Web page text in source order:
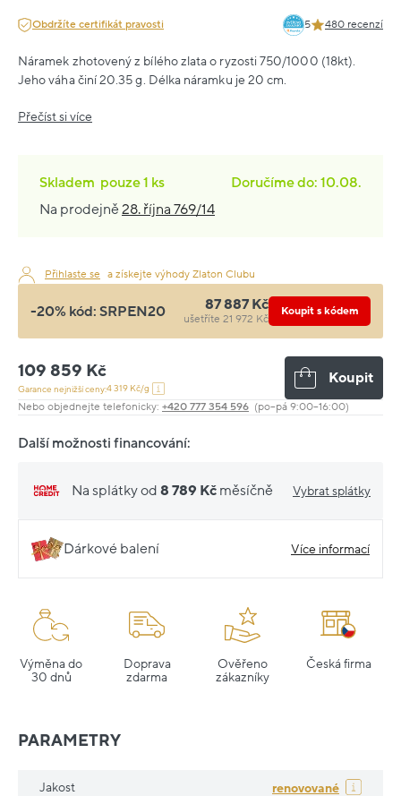
Obdržíte certifikát pravosti 5 480 recenzí
Náramek zhotovený z bílého zlata o ryzosti 750/1000 (18kt).
Jeho váha činí 20.35 g. Délka náramku je 20 cm.
Přečíst si více
Skladem pouze1 ks
Doručíme do: 10.08.
Na prodejně28. října 769/14
Přihlaste se a získejte výhody Zlaton Clubu
-20% kód: SRPEN20 87 887 Kč
ušetříte 21 972 Kč
Koupit s kódem
109 859 Kč
Garance nejnižší ceny:4 319 Kč/g
Koupit
Nebo objednejte telefonicky: +420 777 354 596 (po–pá 9:00–16:00)
Další možnosti financování:
Na splátky od 8 789 Kč měsíčně Vybrat splátky
Dárkové balení Více informací
Výměna do
30 dnů
Doprava
zdarma
Ověřeno
zákazníky
Česká firma
PARAMETRY
Jakost renovované